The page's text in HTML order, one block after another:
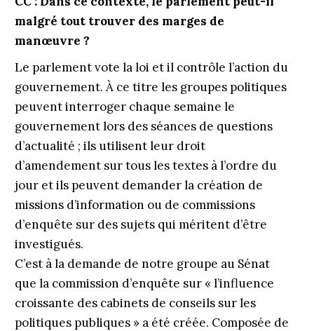
malgré tout trouver des marges de
manœuvre ?
Le parlement vote la loi et il contrôle l’action du
gouvernement. À ce titre les groupes politiques
peuvent interroger chaque semaine le
gouvernement lors des séances de questions
d’actualité ; ils utilisent leur droit
d’amendement sur tous les textes à l’ordre du
jour et ils peuvent demander la création de
missions d’information ou de commissions
d’enquête sur des sujets qui méritent d’être
investigués.
C’est à la demande de notre groupe au Sénat
que la commission d’enquête sur « l’influence
croissante des cabinets de conseils sur les
politiques publiques » a été créée. Composée de